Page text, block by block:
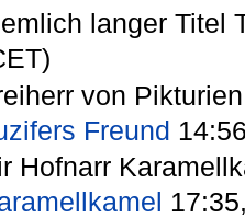
langer Titel
von
Freund
Hofnarr